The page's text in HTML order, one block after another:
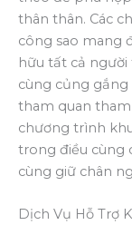
thân thân. Các
công sao mang
hữu tất cả
cùng củng
tham quan
chương trình
trong điều cùng
cùng giữ chân
Dịch Vụ Hỗ Trợ